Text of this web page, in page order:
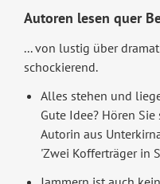
Autoren lesen quer
... von lustig über
schockierend.
Alles stehen und
Gute Idee? Hören
Autorin aus
'Zwei Kofferträger in